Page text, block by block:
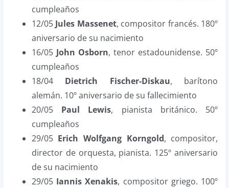
cumpleaños
12/05 Jules Massenet, compositor francés. 180º
aniversario de su nacimiento
16/05 John Osborn, tenor estadounidense. 50º
cumpleaños
18/04 Dietrich Fischer-Diskau, barítono
alemán. 10º aniversario de su fallecimiento
20/05 Paul Lewis, pianista británico. 50º
cumpleaños
29/05 Erich Wolfgang Korngold, compositor,
director de orquesta, pianista. 125º aniversario
de su nacimiento
29/05 Iannis Xenakis, compositor griego. 100º